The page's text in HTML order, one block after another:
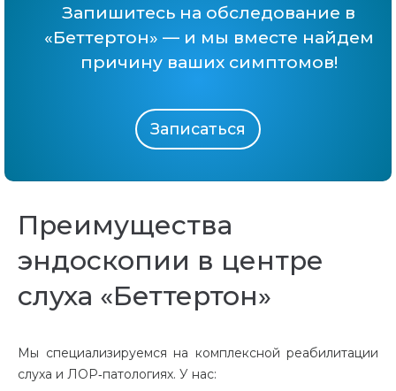
Запишитесь на обследование в
«Беттертон» — и мы вместе найдем
причину ваших симптомов!
Записаться
Преимущества
эндоскопии в центре
слуха «Беттертон»
Мы специализируемся на комплексной реабилитации
слуха и ЛОР‑патологиях. У нас: